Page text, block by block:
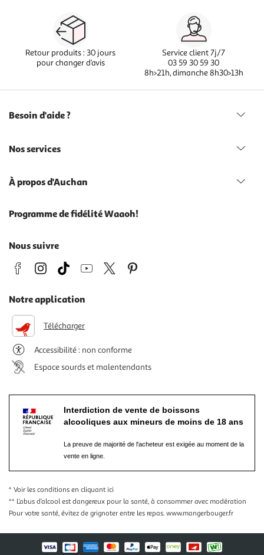
Retour produits : 30 jours
pour changer d’avis
Service client 7j/7
03 59 30 59 30
8h>21h, dimanche 8h30>13h
Besoin d'aide ?
Nos services
À propos d'Auchan
Programme de fidélité Waaoh!
Nous suivre
Notre application
Télécharger
Accessibilité : non conforme
Espace sourds et malentendants
Interdiction de vente de boissons
alcooliques aux mineurs de moins de 18 ans
La preuve de majorité de l'acheteur est exigée au moment de la
vente en ligne.
* Voir les conditions en cliquant ici
** L’abus d’alcool est dangereux pour la santé, à consommer avec modération
Pour votre santé, évitez de grignoter entre les repas. www.mangerbouger.fr